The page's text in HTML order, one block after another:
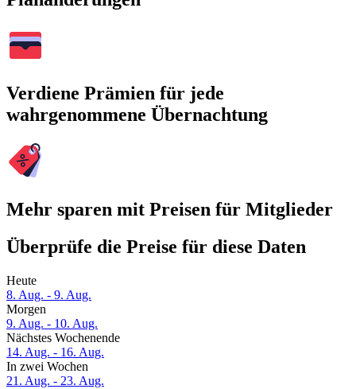
Verdiene Prämien für jede
wahrgenommene Übernachtung
Mehr sparen mit Preisen für Mitglieder
Überprüfe die Preise für diese Daten
Heute
8. Aug. - 9. Aug.
Morgen
9. Aug. - 10. Aug.
Nächstes Wochenende
14. Aug. - 16. Aug.
In zwei Wochen
21. Aug. - 23. Aug.